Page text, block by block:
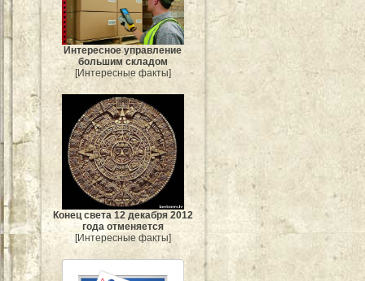
Интересное управление
большим складом
[Интересные факты]
Конец света 12 декабря 2012
года отменяется
[Интересные факты]